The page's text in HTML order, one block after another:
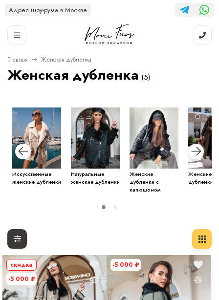
Адрес шоу-рума в Москве
Главная Женская дубленка
Женская дубленка (5)
Искусственные
женские дубленки
Натуральные
женские дубленки
Женские
дубленки с
капюшоном
Женские
дубленки
скидка
-5 000 ₽
-5 000 ₽